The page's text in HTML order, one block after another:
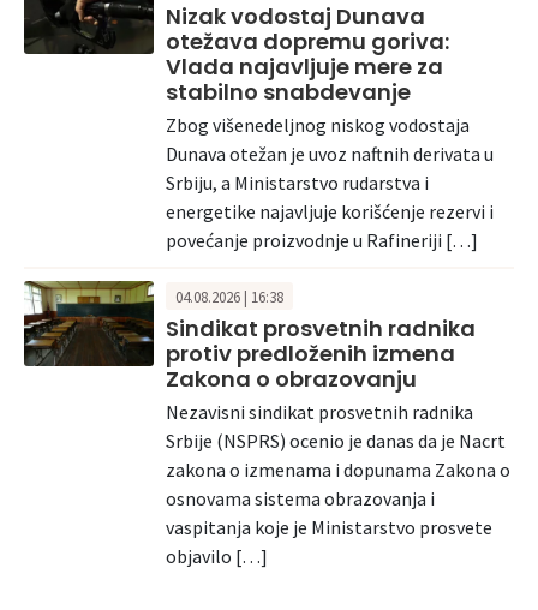
Nizak vodostaj Dunava
otežava dopremu goriva:
Vlada najavljuje mere za
stabilno snabdevanje
Zbog višenedeljnog niskog vodostaja
Dunava otežan je uvoz naftnih derivata u
Srbiju, a Ministarstvo rudarstva i
energetike najavljuje korišćenje rezervi i
povećanje proizvodnje u Rafineriji […]
04.08.2026 | 16:38
Sindikat prosvetnih radnika
protiv predloženih izmena
Zakona o obrazovanju
Nezavisni sindikat prosvetnih radnika
Srbije (NSPRS) ocenio je danas da je Nacrt
zakona o izmenama i dopunama Zakona o
osnovama sistema obrazovanja i
vaspitanja koje je Ministarstvo prosvete
objavilo […]